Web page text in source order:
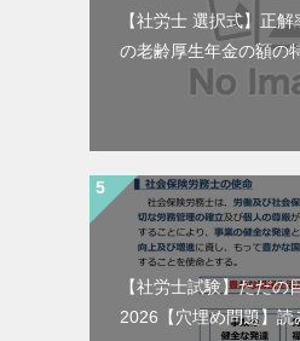
【社労士 選択式】正
の老齢厚生年金の額の
【社労士試験】ただの
2026【穴埋め問題】